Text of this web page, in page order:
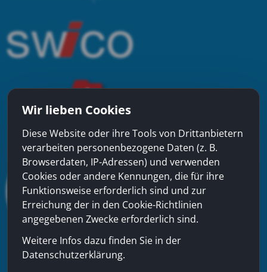
Wir lieben Cookies
Diese Website oder ihre Tools von Drittanbietern
verarbeiten personenbezogene Daten (z. B.
Browserdaten, IP-Adressen) und verwenden
Cookies oder andere Kennungen, die für ihre
Funktionsweise erforderlich sind und zur
Erreichung der in den Cookie-Richtlinien
angegebenen Zwecke erforderlich sind.
Weitere Infos dazu finden Sie in der
Datenschutzerklärung.